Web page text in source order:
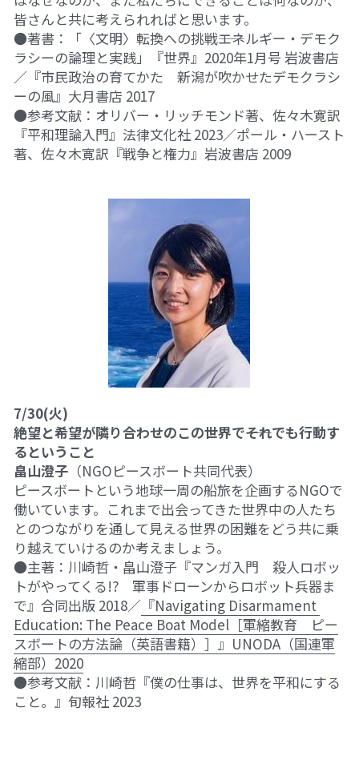
皆さんと共に考えられればと思います。
●著書：「〈文明〉転換への挑戦――エネルギー・デモク
ラシーの論理と実践」『世界』2020年1月号 岩波書店
／『市民政治の育てかた　新潟が吹かせたデモクラシ
ーの風』大月書店 2017
●参考文献：オリバー・リッチモンド著、佐々木寛訳
『平和理論入門』法律文化社 2023／ポール・ハースト
著、佐々木寛訳『戦争と権力』岩波書店 2009
7/30(火)
絶望と希望が隣り合わせのこの世界で――それでも行動す
るということ
畠山澄子（NGOピースボート共同代表）
ピースボートという地球一周の船旅を企画するNGOで
働いています。これまで出会ってきた世界中の人たち
とのつながりを通して見える世界の困難をどう共に乗
り越えていけるのか考えましょう。
●主著：川崎哲・畠山澄子『マンガ入門　殺人ロボッ
トがやってくる!?　軍事ドローンからロボット兵器ま
で』合同出版 2018／『Navigating Disarmament
Education: The Peace Boat Model［軍縮教育　ピー
スボートの方法論（英語書籍）］』UNODA（国連軍
縮部）2020
●参考文献：川崎哲『僕の仕事は、世界を平和にする
こと。』旬報社 2023